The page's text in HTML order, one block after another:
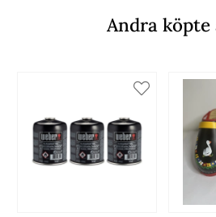
Andra köpte